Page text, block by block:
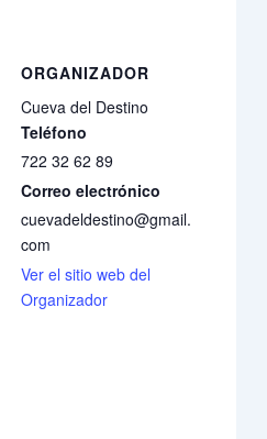
ORGANIZADOR
Cueva del Destino
Teléfono
722 32 62 89
Correo electrónico
cuevadeldestino@gmail.
com
Ver el sitio web del
Organizador